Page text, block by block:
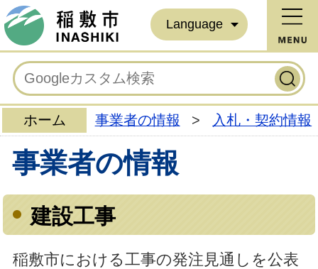
Language
ホーム 事業者の情報 > 入札・契約情報
事業者の情報
建設工事
稲敷市における工事の発注見通しを公表